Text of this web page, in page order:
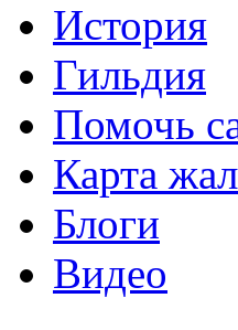
История
Гильдия
Помочь
Карта
Блоги
Видео